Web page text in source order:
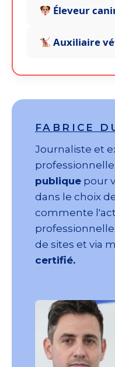
Éleveur
Auxiliaire
FABRICE
Journaliste et
publique pour
dans le choix
commente
de sites et via
certifié.